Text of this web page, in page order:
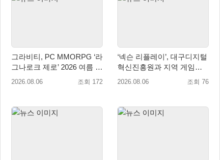
그라비티, PC MMORPG ‘라
그나로크 제로’ 2026 여름 프
로모션 진행!
2026.08.06 조회 172
‘넥슨 리플레이’, 대구디지털
혁신진흥원과 지역 게임산
업 육성 위한 업무협약 체결
2026.08.06 조회 76